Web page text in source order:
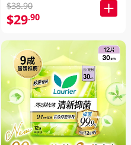
$38.90
$29.90